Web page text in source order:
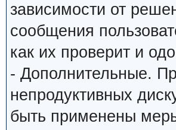
зависимости от
сообщения
как их проверит и
- Дополнительные.
непродуктивных
быть применены